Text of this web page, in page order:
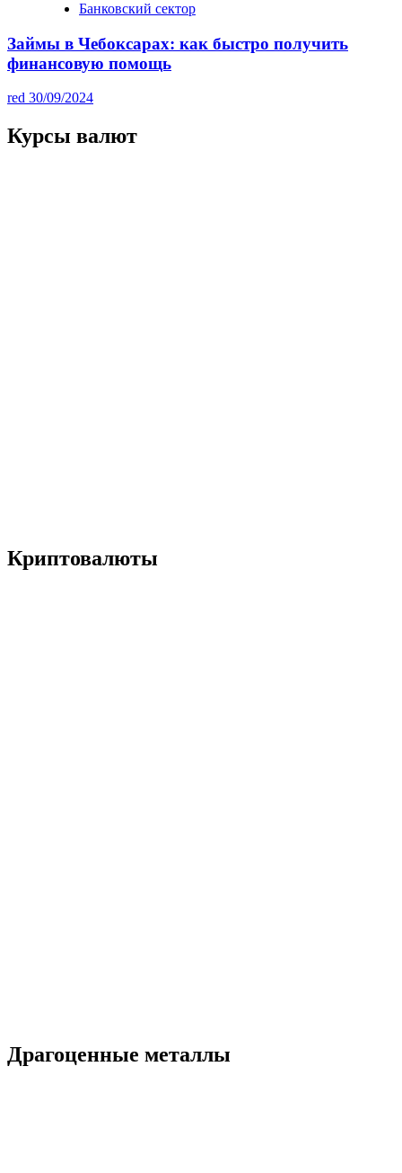
Банковский сектор
Займы в Чебоксарах: как быстро получить
финансовую помощь
red 30/09/2024
Курсы валют
Криптовалюты
Драгоценные металлы